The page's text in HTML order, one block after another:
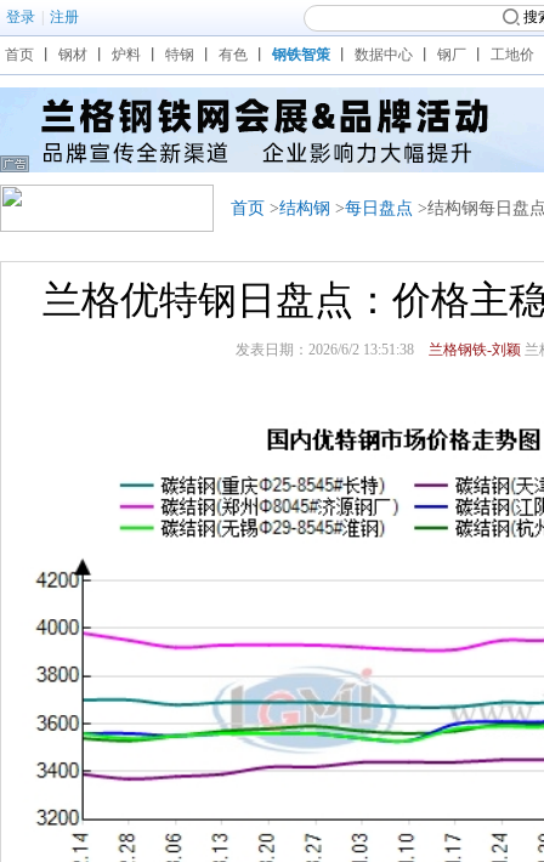
登录 注册 搜
首页 钢材 炉料 特钢 有色 钢铁智策 数据中心 钢厂 工地价
首页 >结构钢 >每日盘点 >结构钢每日盘
兰格优特钢日盘点：价格主
发表日期：2026/6/2 13:51:38兰格钢铁-刘颖 兰